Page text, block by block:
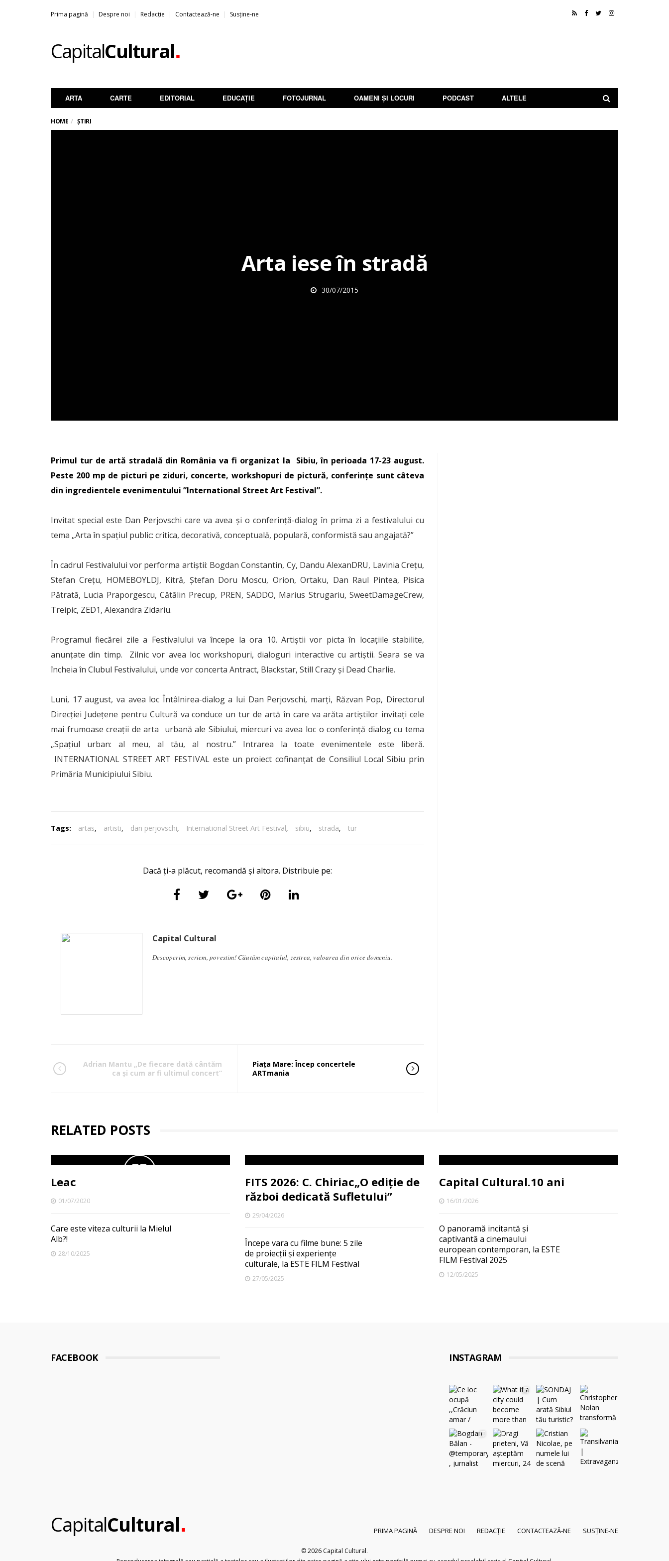
Prima pagină Despre noi Redacție Contactează-ne Susține-ne
CapitalCultural.
ARTA CARTE EDITORIAL EDUCAȚIE FOTOJURNAL OAMENI ȘI LOCURI PODCAST ALTELE
HOME ȘTIRI
Arta iese în stradă
30/07/2015
Primul tur de artă stradală din România va fi organizat la Sibiu, în perioada 17-23 august.
Peste 200 mp de picturi pe ziduri, concerte, workshopuri de pictură, conferințe sunt câteva
din ingredientele evenimentului ”International Street Art Festival”.
Invitat special este Dan Perjovschi care va avea și o conferință-dialog în prima zi a festivalului cu
tema „Arta în spațiul public: critica, decorativă, conceptuală, populară, conformistă sau angajată?”
În cadrul Festivalului vor performa artiștii: Bogdan Constantin, Cy, Dandu AlexanDRU, Lavinia Crețu,
Stefan Crețu, HOMEBOYLDJ, Kitră, Ștefan Doru Moscu, Orion, Ortaku, Dan Raul Pintea, Pisica
Pătrată, Lucia Praporgescu, Cătălin Precup, PREN, SADDO, Marius Strugariu, SweetDamageCrew,
Treipic, ZED1, Alexandra Zidariu.
Programul fiecărei zile a Festivalului va începe la ora 10. Artiștii vor picta în locațiile stabilite,
anunțate din timp. Zilnic vor avea loc workshopuri, dialoguri interactive cu artiștii. Seara se va
încheia în Clubul Festivalului, unde vor concerta Antract, Blackstar, Still Crazy și Dead Charlie.
Luni, 17 august, va avea loc Întâlnirea-dialog a lui Dan Perjovschi, marți, Răzvan Pop, Directorul
Direcției Județene pentru Cultură va conduce un tur de artă în care va arăta artiștilor invitați cele
mai frumoase creații de arta urbană ale Sibiului, miercuri va avea loc o conferință dialog cu tema
„Spațiul urban: al meu, al tău, al nostru.” Intrarea la toate evenimentele este liberă.
INTERNATIONAL STREET ART FESTIVAL este un proiect cofinanțat de Consiliul Local Sibiu prin
Primăria Municipiului Sibiu.
Tags: artas, artisti, dan perjovschi, International Street Art Festival, sibiu, strada, tur
Dacă ți-a plăcut, recomandă și altora. Distribuie pe:
Capital Cultural
Descoperim, scriem, povestim! Căutăm capitalul, zestrea, valoarea din orice domeniu.
Adrian Mantu „De fiecare dată cântăm
ca și cum ar fi ultimul concert”
Piața Mare: Încep concertele
ARTmania
RELATED POSTS
Leac
01/07/2020
Care este viteza culturii la Mielul
Alb?!
28/10/2025
FITS 2026: C. Chiriac„O ediție de
război dedicată Sufletului”
29/04/2026
Începe vara cu filme bune: 5 zile
de proiecții și experiențe
culturale, la ESTE FILM Festival
27/05/2025
Capital Cultural.10 ani
16/01/2026
O panoramă incitantă și
captivantă a cinemaului
european contemporan, la ESTE
FILM Festival 2025
12/05/2025
FACEBOOK INSTAGRAM
CapitalCultural. PRIMA PAGINĂ DESPRE NOI REDACȚIE CONTACTEAZĂ-NE SUSȚINE-NE
© 2026 Capital Cultural.